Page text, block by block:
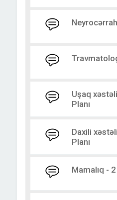
Uşaq
Planı
Daxili
Planı
Mamalıq -